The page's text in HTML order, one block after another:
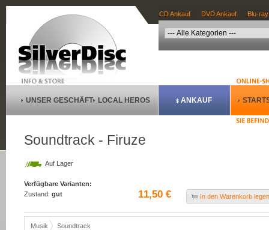
CD Ankauf DVD Ankauf Blu-
UNSER GESCHÄFT LOCAL HEROS ANKAUF
Soundtrack - Firuze
Auf Lager
Verfügbare Varianten:
Zustand: gut 11,50 € In den Warenkorb
Musik Soundtrack